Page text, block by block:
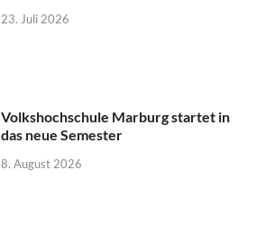
23. Juli 2026
Volkshochschule Marburg startet in
das neue Semester
8. August 2026